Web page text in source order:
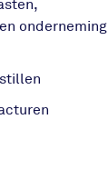
onderneming